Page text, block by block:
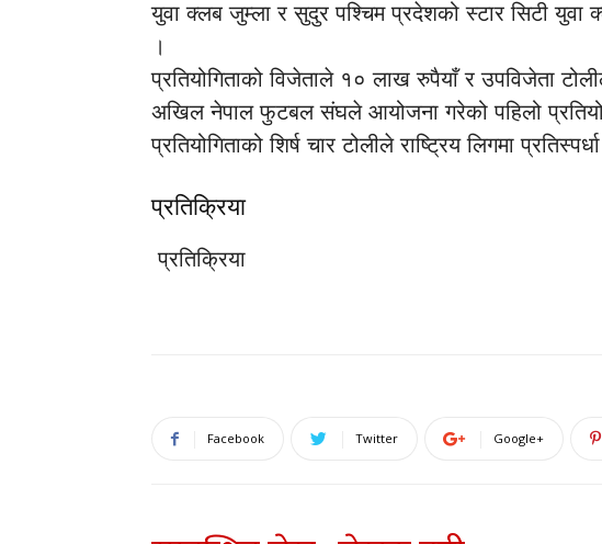
युवा क्लब जुम्ला र सुदुर पश्चिम प्रदेशको स्टार सिटी युवा
।
प्रतियोगिताको विजेताले १० लाख रुपैयाँ र उपविजेता
अखिल नेपाल फुटबल संघले आयोजना गरेको पहिलो
प्रतियोगिताको शिर्ष चार टोलीले राष्ट्रिय लिगमा
प्रतिक्रिया
प्रतिक्रिया
Facebook Twitter Google+